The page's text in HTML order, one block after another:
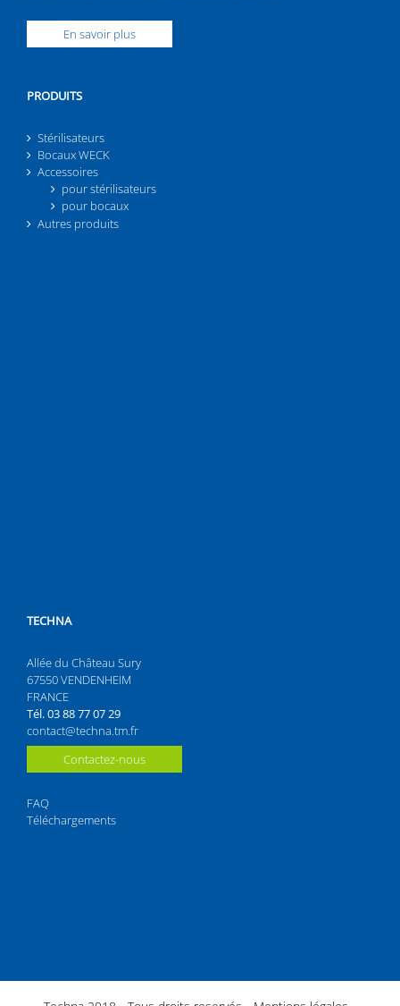
En savoir plus
PRODUITS
Stérilisateurs
Bocaux WECK
Accessoires
pour stérilisateurs
pour bocaux
Autres produits
TECHNA
Allée du Château Sury
67550 VENDENHEIM
FRANCE
Tél. 03 88 77 07 29
contact@techna.tm.fr
Contactez-nous
FAQ
Téléchargements